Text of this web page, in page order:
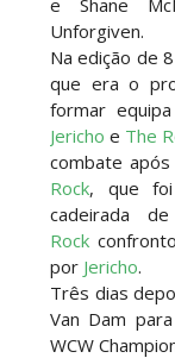
Unforgiven.
Na edição de
que era o
formar
Jericho e The
combate
Rock, que foi
cadeirada de
Rock
por Jericho.
Três dias
Van Dam
WCW